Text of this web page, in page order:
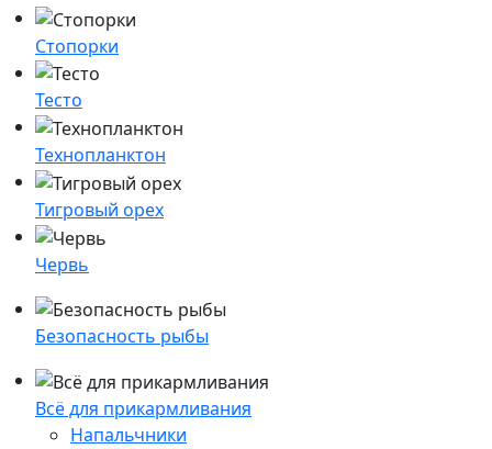
Стопорки
Тесто
Технопланктон
Тигровый орех
Червь
Безопасность рыбы
Всё для прикармливания
Напальчники